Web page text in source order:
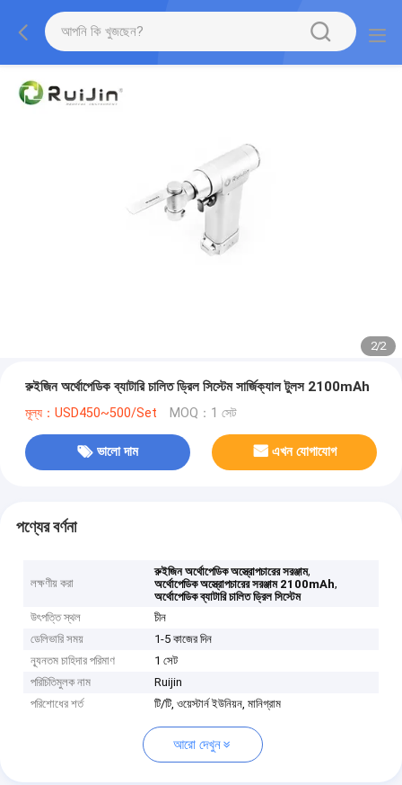
2/2
রুইজিন অর্থোপেডিক ব্যাটারি চালিত ড্রিল সিস্টেম সার্জিক্যাল টুলস 2100mAh
মূল্য：USD450~500/Set MOQ：1 সেট
ভালো দাম এখন যোগাযোগ
পণ্যের বর্ণনা
লক্ষণীয় করা
রুইজিন অর্থোপেডিক অস্ত্রোপচারের সরঞ্জাম,
অর্থোপেডিক অস্ত্রোপচারের সরঞ্জাম 2100mAh,
অর্থোপেডিক ব্যাটারি চালিত ড্রিল সিস্টেম
উৎপত্তি স্থল
চীন
ডেলিভারি সময়
1-5 কাজের দিন
ন্যূনতম চাহিদার পরিমাণ
1 সেট
পরিচিতিমুলক নাম
Ruijin
পরিশোধের শর্ত
টি/টি, ওয়েস্টার্ন ইউনিয়ন, মানিগ্রাম
আরো দেখুন